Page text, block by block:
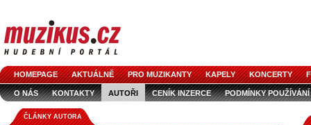
HOMEPAGE AKTUÁLNĚ PRO MUZIKANTY KAPELY KONCERTY
O NÁS KONTAKTY AUTOŘI CENÍK INZERCE PODMÍNKY POUŽÍVÁNÍ
LOGO KE STAŽENÍ
ČLÁNKY AUTORA